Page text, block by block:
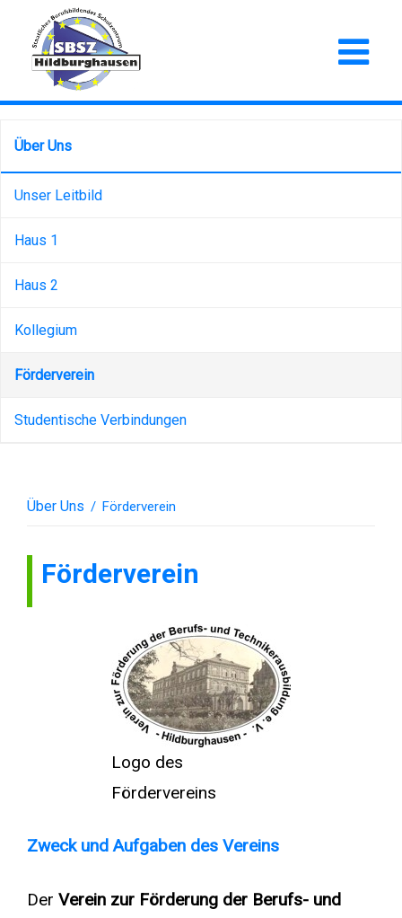
Über Uns
Unser Leitbild
Haus 1
Haus 2
Kollegium
Förderverein
Studentische Verbindungen
Über Uns / Förderverein
Förderverein
Logo des
Fördervereins
Zweck und Aufgaben des Vereins
Der Verein zur Förderung der Berufs- und